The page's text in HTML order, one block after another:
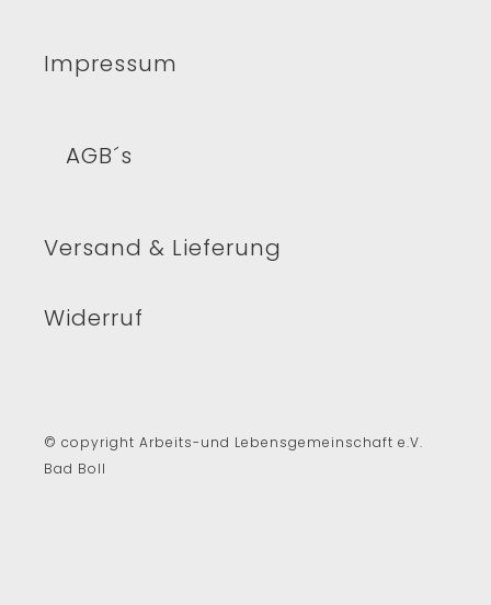
Impressum
AGB´s
Versand & Lieferung
Widerruf
© copyright Arbeits-und Lebensgemeinschaft e.V.
Bad Boll